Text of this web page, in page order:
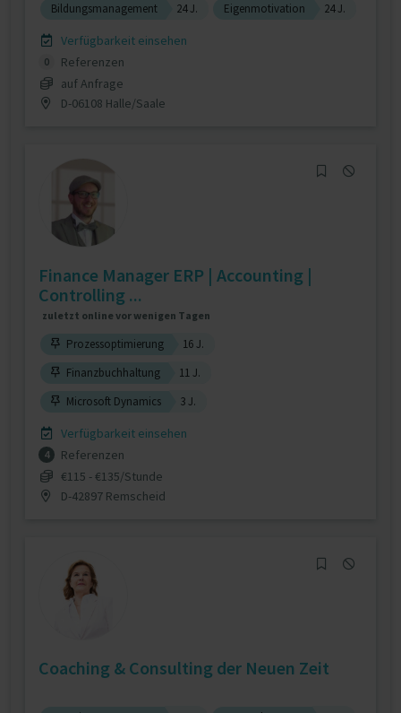
Bildungsmanagement
24 J. Eigenmotivation 24 J.
Verfügbarkeit einsehen
0
Referenzen
auf Anfrage
D-06108 Halle/Saale
Finance Manager ERP | Accounting |
Controlling ...
zuletzt online vor wenigen Tagen
Prozessoptimierung
16 J.
Finanzbuchhaltung
11 J.
Microsoft Dynamics
3 J.
Verfügbarkeit einsehen
4
Referenzen
€115 - €135/Stunde
D-42897 Remscheid
Coaching & Consulting der Neuen Zeit